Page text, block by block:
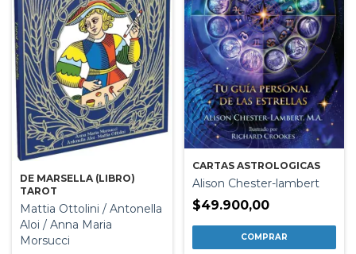
DE MARSELLA (LIBRO)
TAROT
Mattia Ottolini / Antonella
Aloi / Anna Maria
Morsucci
CARTAS ASTROLOGICAS
Alison Chester-lambert
$49.900,00